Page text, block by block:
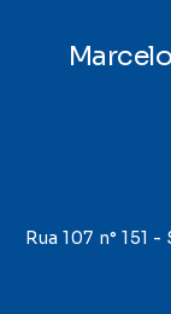
Rua 107 n°